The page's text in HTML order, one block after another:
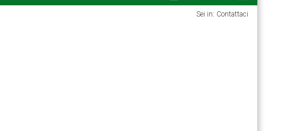
Sei in: Contattaci